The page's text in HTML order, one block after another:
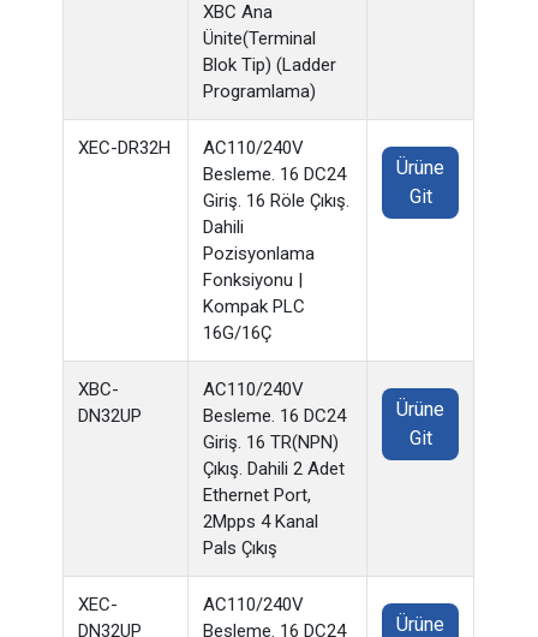
XBC Ana
Ünite(Terminal
Blok Tip) (Ladder
Programlama)
XEC-DR32H
AC110/240V
Besleme. 16 DC24
Giriş. 16 Röle Çıkış.
Dahili
Pozisyonlama
Fonksiyonu |
Kompak PLC
16G/16Ç
Ürüne
Git
XBC-
DN32UP
AC110/240V
Besleme. 16 DC24
Giriş. 16 TR(NPN)
Çıkış. Dahili 2 Adet
Ethernet Port,
2Mpps 4 Kanal
Pals Çıkış
Ürüne
Git
XEC-
DN32UP
AC110/240V
Besleme. 16 DC24
Ürüne